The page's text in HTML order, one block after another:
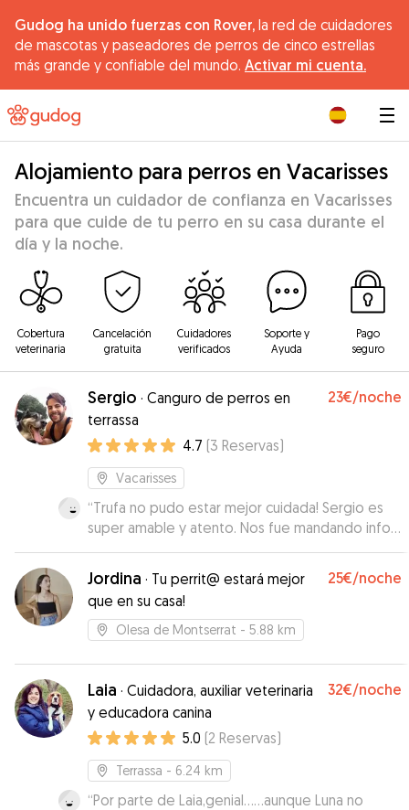
Gudog ha unido fuerzas con Rover, la red de cuidadores
de mascotas y paseadores de perros de cinco estrellas
más grande y confiable del mundo. Activar mi cuenta.
Alojamiento para perros en Vacarisses
Encuentra un cuidador de confianza en Vacarisses
para que cuide de tu perro en su casa durante el
día y la noche.
Cobertura
veterinaria
Cancelación
gratuita
Cuidadores
verificados
Soporte y
Ayuda
Pago
seguro
Sergio · Canguro de perros en
terrassa
23€/noche
4.7 (3 Reservas)
Vacarisses
“Trufa no pudo estar mejor cuidada! Sergio es
super amable y atento. Nos fue mandando info y
fotos del estado de la perrina. Trufa volvió a
casa como si la que hubiera estado de
vacaciones fuera ella... Si volvemos a irnos en
algun momento volveremos a contar con él.
Jordina · Tu perrit@ estará mejor
que en su casa!
25€/noche
Olesa de Montserrat - 5.88 km
Laia · Cuidadora, auxiliar veterinaria
y educadora canina
32€/noche
5.0 (2 Reservas)
Terrassa - 6.24 km
“Por parte de Laia,genial……aunque Luna no